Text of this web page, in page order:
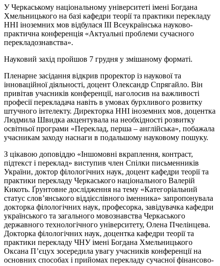
У Черкаському національному університеті імені Богдана
Хмельницького на базі кафедри теорії та практики перекладу
ННІ іноземних мов відбулася III Всеукраїнська науково-
практична конференція «Актуальні проблеми сучасного
перекладознавства».
Науковий захід пройшов 7 грудня у змішаному форматі.
Пленарне засідання відкрив проректор із наукової та
інноваційної діяльності, доцент Олександр Спрягайло. Він
привітав учасників конференції, наголосив на важливості
професії перекладача навіть в умовах бурхливого розвитку
штучного інтелекту. Директорка ННІ іноземних мов, доцентка
Людмила Швидка акцентувала на необхідності розвитку
освітньої програми «Переклад, перша – англійська», побажала
учасникам заходу наснаги в подальшому науковому пошуку.
З цікавою доповіддю «Іншомовні вкраплення, контраст,
підтекст і переклад» виступив член Спілки письменників
України, доктор філологічних наук, доцент кафедри теорії та
практики перекладу Черкаського національного Валерій
Кикоть. Ґрунтовне дослідження на тему «Категоріальний
статус слов’янського віддієслівного іменника» запропонувала
докторка філологічних наук, професорка, завідувачка кафедри
українського та загального мовознавства Черкаського
державного технологічного університету, Олена Пчелінцева.
Докторка філологічних наук, доцентка кафедри теорії та
практики перекладу ЧНУ імені Богдана Хмельницького
Оксана П’єцух зосередила увагу учасників конференції на
основних способах і прийомах перекладу сучасної фінансово-